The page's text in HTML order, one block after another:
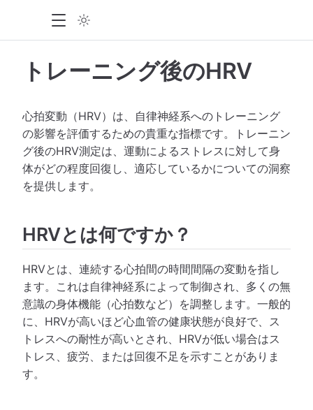
トレーニング後のHRV
心拍変動（HRV）は、自律神経系へのトレーニング
の影響を評価するための貴重な指標です。トレーニン
グ後のHRV測定は、運動によるストレスに対して身
体がどの程度回復し、適応しているかについての洞察
を提供します。
HRVとは何ですか？
HRVとは、連続する心拍間の時間間隔の変動を指し
ます。これは自律神経系によって制御され、多くの無
意識の身体機能（心拍数など）を調整します。一般的
に、HRVが高いほど心血管の健康状態が良好で、ス
トレスへの耐性が高いとされ、HRVが低い場合はス
トレス、疲労、または回復不足を示すことがありま
す。